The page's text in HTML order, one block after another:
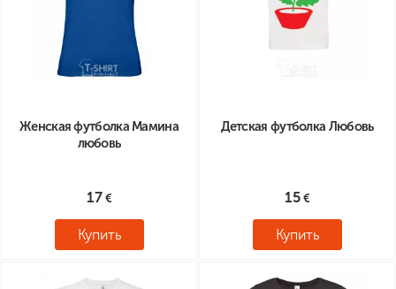
Женская футболка Мамина
любовь
17
Купить
Детская футболка Любовь
15
Купить